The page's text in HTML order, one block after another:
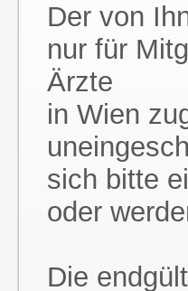
Der von
nur für
Ärzte
in Wien
sich bitte
oder
Die